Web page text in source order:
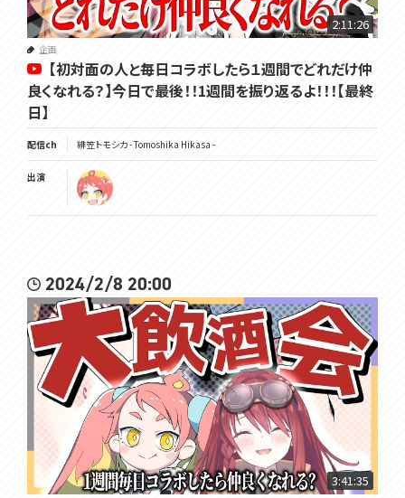
2:11:26
企画
【初対面の人と毎日コラボしたら１週間でどれだけ仲
良くなれる？】今日で最後！！1週間を振り返るよ！！！【最終
日】
配信ch 緋笠トモシカ - Tomoshika Hikasa -
出演
2024/2/8 20:00
3:41:35